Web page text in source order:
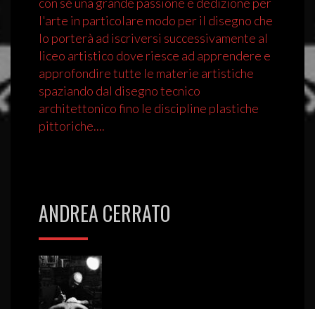
l'arte in particolare modo per il disegno che
lo porterà ad iscriversi successivamente al
liceo artistico dove riesce ad apprendere e
approfondire tutte le materie artistiche
spaziando dal disegno tecnico
architettonico fino le discipline plastiche
pittoriche....
ANDREA CERRATO